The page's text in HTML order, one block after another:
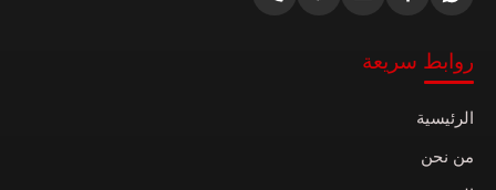
روابط سريعة
الرئيسية
من نحن